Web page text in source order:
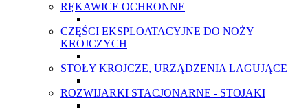
RĘKAWICE OCHRONNE
CZĘŚCI EKSPLOATACYJNE DO NOŻY
KROJCZYCH
STOŁY KROJCZE, URZĄDZENIA LAGUJĄCE
ROZWIJARKI STACJONARNE - STOJAKI